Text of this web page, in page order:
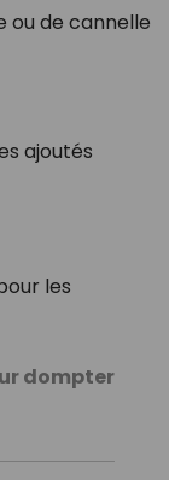
ou de cannelle
ajoutés
les
dompter